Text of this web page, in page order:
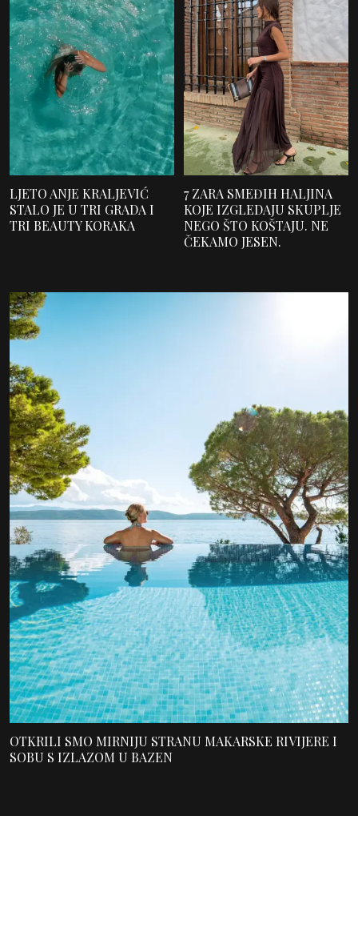
LJETO ANJE KRALJEVIĆ
STALO JE U TRI GRADA I
TRI BEAUTY KORAKA
7 ZARA SMEĐIH HALJINA
KOJE IZGLEDAJU SKUPLJE
NEGO ŠTO KOŠTAJU. NE
ČEKAMO JESEN.
OTKRILI SMO MIRNIJU STRANU MAKARSKE RIVIJERE I
SOBU S IZLAZOM U BAZEN